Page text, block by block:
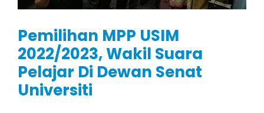
Pemilihan MPP USIM
2022/2023, Wakil Suara
Pelajar Di Dewan Senat
Universiti